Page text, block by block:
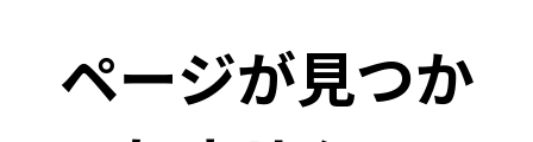
ページが見つか